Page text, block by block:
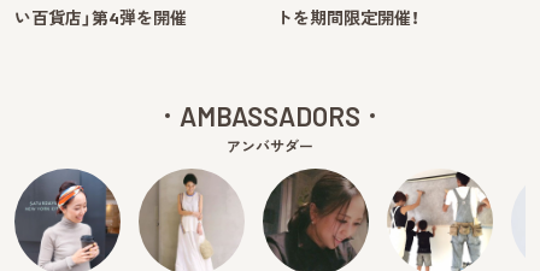
い百貨店」第4弾を開催
トを期間限定開催！
AMBASSADORS
アンバサダー